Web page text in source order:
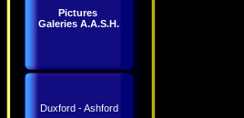
Pictures
Galeries A.A.S.H.
Duxford - Ashford